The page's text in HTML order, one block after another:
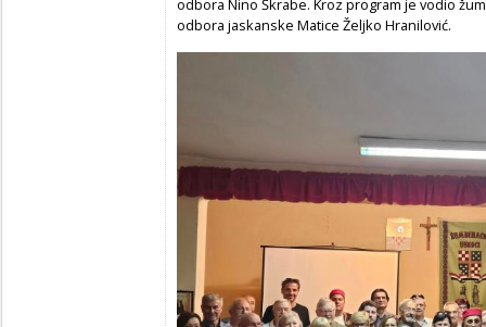
odbora Nino Škrabe. Kroz program je vodio
odbora jaskanske Matice Željko Hranilović.